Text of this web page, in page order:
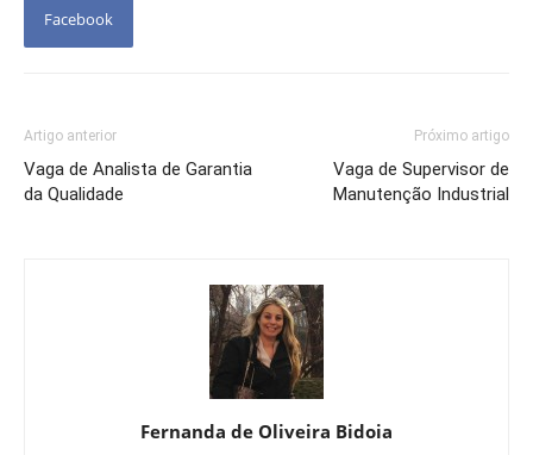
Facebook
Artigo anterior
Vaga de Analista de Garantia
da Qualidade
Próximo artigo
Vaga de Supervisor de
Manutenção Industrial
Fernanda de Oliveira Bidoia